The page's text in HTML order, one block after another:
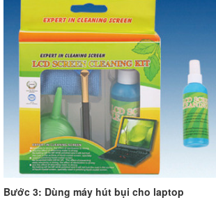
Bước 3: Dùng máy hút bụi cho laptop